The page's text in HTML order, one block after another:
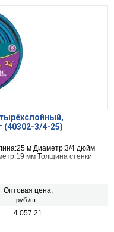
3/4-25)
м Диаметр:3/4 дюйм
мм Толщина стенки
Оптовая цена,
руб./шт.
4 057.21